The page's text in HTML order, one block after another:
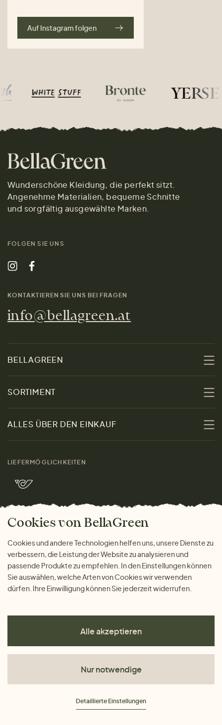
Auf Instagram folgen
Wunderschöne Kleidung, die perfekt sitzt.
Angenehme Materialien, bequeme Schnitte
und sorgfältig ausgewählte Marken.
FOLGEN SIE UNS
KONTAKTIEREN SIE UNS BEI FRAGEN
info@bellagreen.at
BELLAGREEN
Nachhaltigkeit
Kontakt
Marken
Bella Green Magazin
SORTIMENT
Damen
Herren
Wohnen
Geschenke
ALLES ÜBER DEN EINKAUF
Warum bei uns einkaufen
LIEFERMÖGLICHKEITEN
ZAHLUNGSMÖGLICHKEITEN
Impressum Cookies
Cookies von BellaGreen
Cookies und andere Technologien helfen uns, unsere Dienste zu
verbessern, die Leistung der Website zu analysieren und
passende Produkte zu empfehlen. In den Einstellungen können
Sie auswählen, welche Arten von Cookies wir verwenden
dürfen. Ihre Einwilligung können Sie jederzeit widerrufen.
Alle akzeptieren
Nur notwendige
Detaillierte Einstellungen